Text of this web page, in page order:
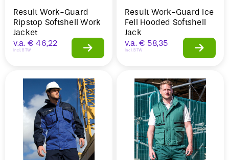
Result Work-Guard
Ripstop Softshell Work
Jacket
v.a. € 46,22
Incl. BTW
Result Work-Guard Ice
Fell Hooded Softshell
Jack
v.a. € 58,35
Incl. BTW